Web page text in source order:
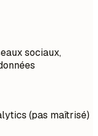
sociaux,
(pas maîtrisé)